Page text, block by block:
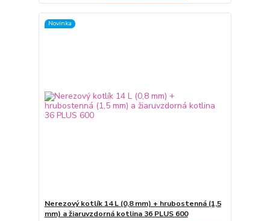
Novinka
Nerezový kotlík 14 L (0,8 mm) + hrubostenná (1,5
mm) a žiaruvzdorná kotlina 36 PLUS 600